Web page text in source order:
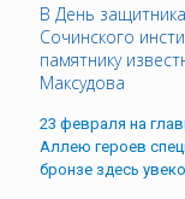
В День
Сочинского
памятнику
Максудова
23 февраля на
Аллею героев
бронзе здесь